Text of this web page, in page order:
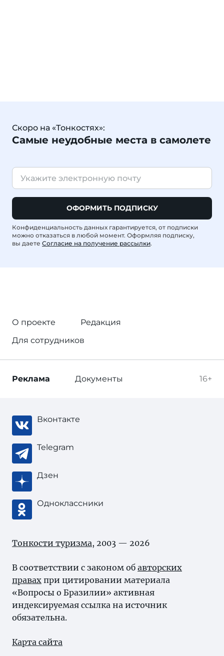
Скоро на «Тонкостях»:
Самые неудобные места в самолете
ОФОРМИТЬ ПОДПИСКУ
Конфиденциальность данных гарантируется, от подписки
можно отказаться в любой момент. Оформляя подписку,
вы даете Согласие на получение рассылки.
О проекте
Редакция
Для сотрудников
16+
Реклама Документы
Вконтакте
Telegram
Дзен
Одноклассники
Тонкости туризма, 2003 — 2026
В соответствии с законом об авторских
правах при цитировании материала
«Вопросы о Бразилии» активная
индексируемая ссылка на источник
обязательна.
Карта сайта